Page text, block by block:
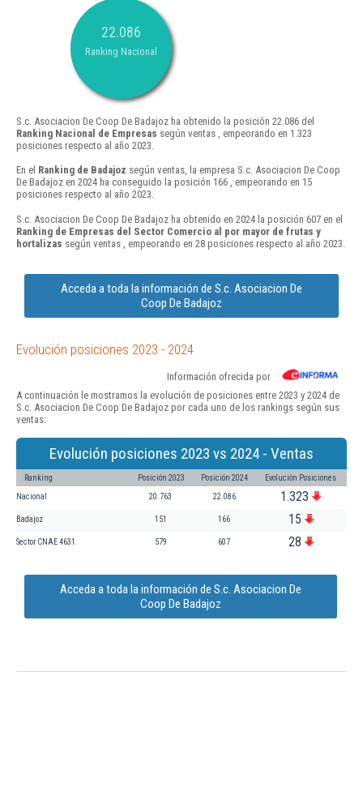
22.086
Ranking Nacional
S.c. Asociacion De Coop De Badajoz ha obtenido la posición 22.086 del
Ranking Nacional de Empresas según ventas , empeorando en 1.323
posiciones respecto al año 2023.
En el Ranking de Badajoz según ventas, la empresa S.c. Asociacion De Coop
De Badajoz en 2024 ha conseguido la posición 166 , empeorando en 15
posiciones respecto al año 2023.
S.c. Asociacion De Coop De Badajoz ha obtenido en 2024 la posición 607 en el
Ranking de Empresas del Sector Comercio al por mayor de frutas y
hortalizas según ventas , empeorando en 28 posiciones respecto al año 2023.
Acceda a toda la información de S.c. Asociacion De
Coop De Badajoz
Evolución posiciones 2023 - 2024
Información ofrecida por
A continuación le mostramos la evolución de posiciones entre 2023 y 2024 de
S.c. Asociacion De Coop De Badajoz por cada uno de los rankings según sus
ventas:
Evolución posiciones 2023 vs 2024 - Ventas
Ranking Posición 2023 Posición 2024 Evolución Posiciones
Nacional 20.763 22.086 1.323
Badajoz 151 166 15
Sector CNAE 4631 579 607 28
Acceda a toda la información de S.c. Asociacion De
Coop De Badajoz